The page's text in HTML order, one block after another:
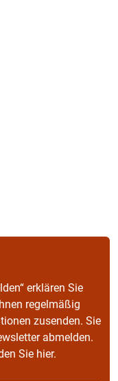
erklären Sie
regelmäßig
zusenden. Sie
abmelden.
Sie hier.